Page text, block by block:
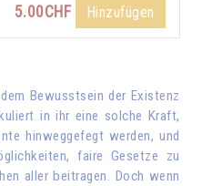
5.00CHF Hinzufügen
Bewusstsein der Existenz
in ihr eine solche Kraft,
hinweggefegt werden, und
faire Gesetze zu
aller beitragen. Doch wenn